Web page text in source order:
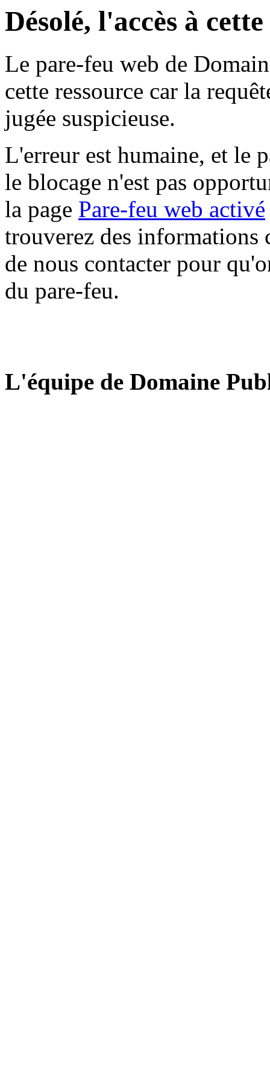
Désolé, l'accès à
Le pare-feu web de
cette ressource car la
jugée suspicieuse.
L'erreur est humaine, et le
le blocage n'est pas
la page Pare-feu web activé
trouverez des informations
de nous contacter pour
du pare-feu.
L'équipe de Domaine